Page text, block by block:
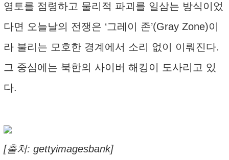
영토를 점령하고 물리적 파괴를 일삼는 방식이었
다면 오늘날의 전쟁은 ‘그레이 존’(Gray Zone)이
라 불리는 모호한 경계에서 소리 없이 이뤄진다.
그 중심에는 북한의 사이버 해킹이 도사리고 있
다.
[출처: gettyimagesbank]